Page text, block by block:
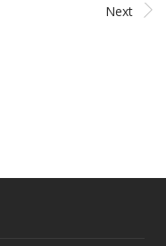
Next